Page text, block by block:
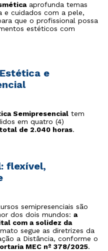
aprofunda temas
e cuidados com a pele,
que o profissional possa
estéticos com
e
Semipresencial tem
em quatro (4)
de 2.040 horas.
flexível,
semipresenciais são
dos dois mundos: a
com a solidez da
segue as diretrizes da
a Distância, conforme o
MEC nº 378/2025.